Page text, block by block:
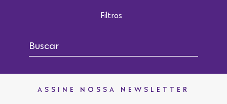
Filtros
ASSINE NOSSA NEWSLETTER